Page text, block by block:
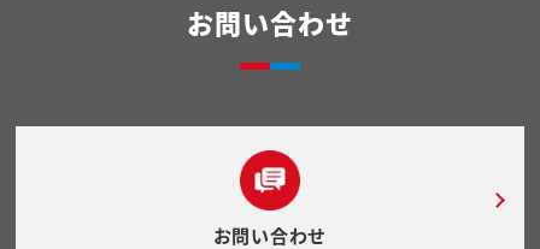
お問い合わせ
お問い合わせ